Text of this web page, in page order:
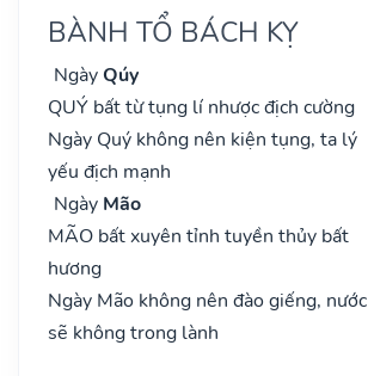
BÀNH TỔ BÁCH KỴ
NgàyQúy
QUÝ bất từ tụng lí nhược địch cường
Ngày Quý không nên kiện tụng, ta lý
yếu địch mạnh
Ngày Mão
MÃO bất xuyên tỉnh tuyền thủy bất
hương
Ngày Mão không nên đào giếng, nước
sẽ không trong lành